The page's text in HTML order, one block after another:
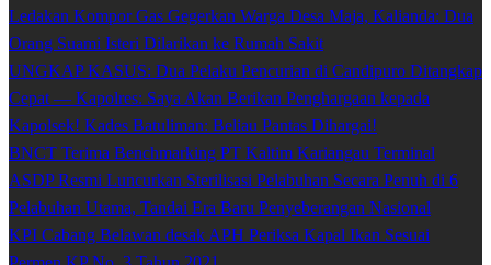
Ledakan Kompor Gas Gegerkan Warga Desa Maja, Kalianda: Dua
Orang Suami Isteri Dilarikan ke Rumah Sakit
UNGKAP KASUS: Dua Pelaku Pencurian di Candipuro Ditangkap
Cepat — Kapolres: Saya Akan Berikan Penghargaan kepada
Kapolsek! Kades Batuliman: Beliau Pantas Dihargai!
BNCT Terima Benchmarking PT Kaltim Kariangau Terminal
ASDP Resmi Luncurkan Sterilisasi Pelabuhan Secara Penuh di 6
Pelabuhan Utama, Tandai Era Baru Penyeberangan Nasional
KPI Cabang Belawan desak APH Periksa Kapal Ikan Sesuai